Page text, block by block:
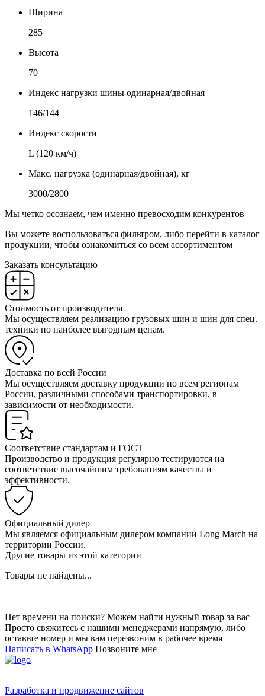
Ширина
285
Высота
70
Индекс нагрузки шины одинарная/двойная
146/144
Индекс скорости
L (120 км/ч)
Макс. нагрузка (одинарная/двойная), кг
3000/2800
Мы четко осознаем, чем именно превосходим конкурентов
Вы можете воспользоваться фильтром, либо перейти в каталог
продукции, чтобы ознакомиться со всем ассортиментом
Заказать консультацию
Стоимость от производителя
Мы осуществляем реализацию грузовых шин и шин для спец.
техники по наиболее выгодным ценам.
Доставка по всей России
Мы осуществляем доставку продукции по всем регионам
России, различными способами транспортировки, в
зависимости от необходимости.
Соответствие стандартам и ГОСТ
Производство и продукция регулярно тестируются на
соответствие высочайшим требованиям качества и
эффективности.
Официальный дилер
Мы являемся официальным дилером компании Long March на
территории России.
Другие товары из этой категории
Товары не найдены...
Нет времени на поиски? Можем найти нужный товар за вас
Просто свяжитесь с нашими менеджерами напрямую, либо
оставьте номер и мы вам перезвоним в рабочее время
Написать в WhatsApp Позвоните мне
Разработка и продвижение сайтов